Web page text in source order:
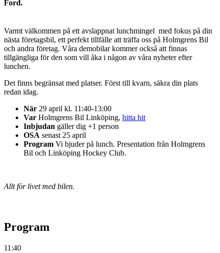
Ford.
Varmt välkommen på ett avslappnat lunchmingel med fokus på din
nästa företagsbil, ett perfekt tillfälle att träffa oss på Holmgrens Bil
och andra företag. Våra demobilar kommer också att finnas
tillgängliga för den som vill åka i någon av våra nyheter efter
lunchen.
Det finns begränsat med platser. Först till kvarn, säkra din plats
redan idag.
När 29 april kl. 11:40-13:00
Var Holmgrens Bil Linköping, hitta hit
Inbjudan gäller dig +1 person
OSA senast 25 april
Program Vi bjuder på lunch. Presentation från Holmgrens
Bil och Linköping Hockey Club.
Allt för livet med bilen.
Program
11:40